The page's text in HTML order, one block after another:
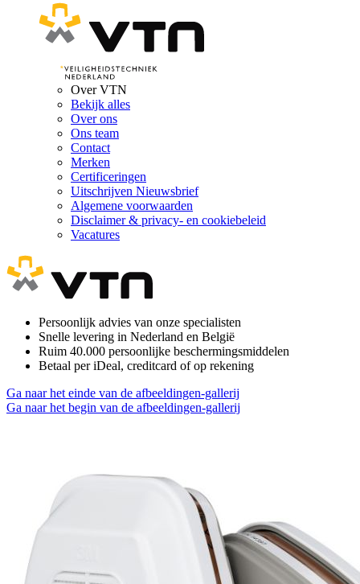
Over VTN
Bekijk alles
Over ons
Ons team
Contact
Merken
Certificeringen
Uitschrijven Nieuwsbrief
Algemene voorwaarden
Disclaimer & privacy- en cookiebeleid
Vacatures
Persoonlijk advies van onze specialisten
Snelle levering in Nederland en België
Ruim 40.000 persoonlijke beschermingsmiddelen
Betaal per iDeal, creditcard of op rekening
Ga naar het einde van de afbeeldingen-gallerij
Ga naar het begin van de afbeeldingen-gallerij